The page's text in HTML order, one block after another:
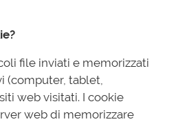
file inviati e memorizzati
(computer, tablet,
web visitati. I cookie
web di memorizzare